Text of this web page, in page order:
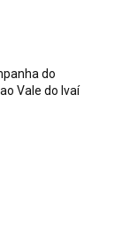
do
Vale do Ivaí